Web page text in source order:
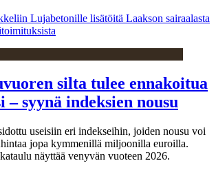
Lujabetonille lisätöitä Laakson sairaalasta
silta tulee ennakoitua
syynä indeksien nousu
useisiin eri indekseihin, joiden nousu voi
jopa kymmenillä miljoonilla euroilla.
näyttää venyvän vuoteen 2026.